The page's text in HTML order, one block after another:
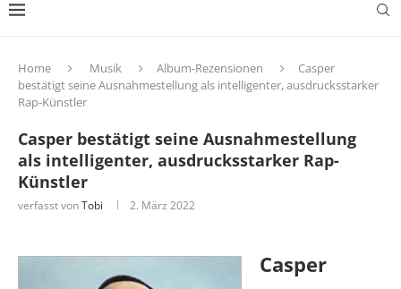
Home Musik Album-Rezensionen
Casper
bestätigt seine Ausnahmestellung als intelligenter, ausdrucksstarker
Rap-Künstler
Casper bestätigt seine Ausnahmestellung
als intelligenter, ausdrucksstarker Rap-
Künstler
verfasst vonTobi 2. März 2022
Casper